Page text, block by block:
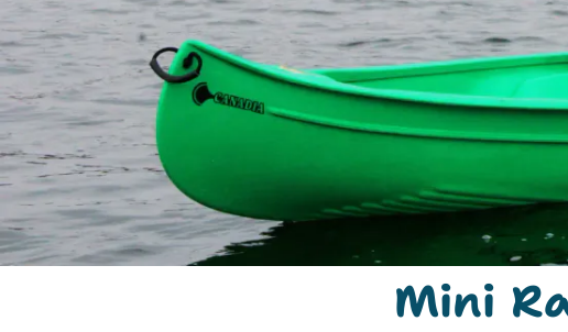
Mini